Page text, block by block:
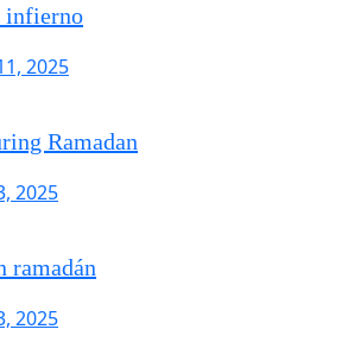
infierno
2025
Ramadan
2025
ramadán
2025